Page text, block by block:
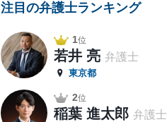
注目の弁護士ランキング
1位
若井 亮 弁護士
東京都
2位
稲葉 進太郎 弁護士